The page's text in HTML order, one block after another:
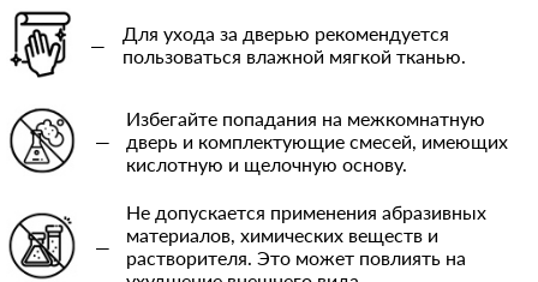
—
Для ухода за дверью рекомендуется
пользоваться влажной мягкой тканью.
—
Избегайте попадания на межкомнатную
дверь и комплектующие смесей, имеющих
кислотную и щелочную основу.
—
Не допускается применения абразивных
материалов, химических веществ и
растворителя. Это может повлиять на